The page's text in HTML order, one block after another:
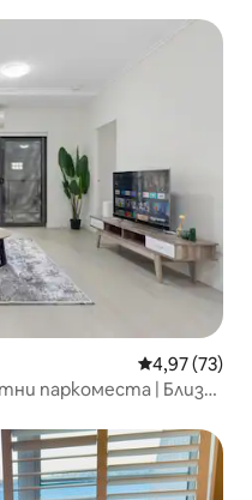
Средна
4,97 (73)
паркоместа | Близо